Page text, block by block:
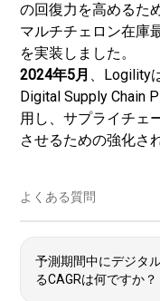
の回復力を高めるた
マルチチェロン在庫
を実装しました。
2024年5月 、Logility
Digital Supply Chain
用し、サプライチェ
させるための強化さ
よくある質問
予測期間中にデジタ
るCAGRは何ですか？